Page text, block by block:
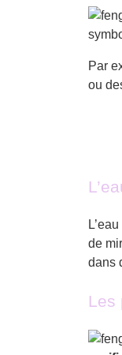
Par
ou
de
dans
Les